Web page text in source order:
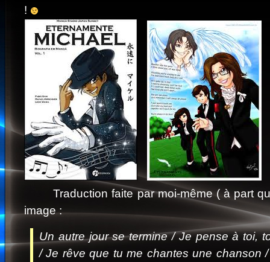
!
Traduction faite par moi-même ( à part
image :
Un autre jour se termine / Je pense à toi,
/ Je rêve que tu me chantes une chanson /